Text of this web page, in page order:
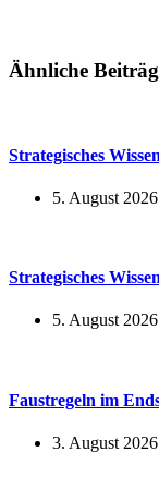
Ähnliche
Strategisches
5. August 2026
Strategisches
5. August 2026
Faustregeln im
3. August 2026